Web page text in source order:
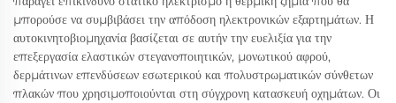
μπορούσε να συμβιβάσει την απόδοση ηλεκτρονικών εξαρτημάτων. Η
αυτοκινητοβιομηχανία βασίζεται σε αυτήν την ευελιξία για την
επεξεργασία ελαστικών στεγανοποιητικών, μονωτικού αφρού,
δερμάτινων επενδύσεων εσωτερικού και πολυστρωματικών σύνθετων
πλακών που χρησιμοποιούνται στη σύγχρονη κατασκευή οχημάτων. Οι